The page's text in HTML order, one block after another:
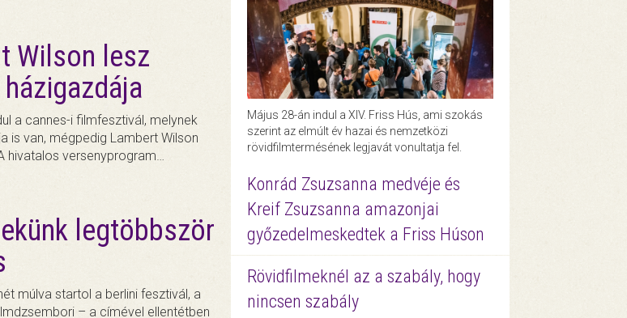
Wilson lesz
házigazdája
a cannes-i filmfesztivál, melynek
is van, mégpedig Lambert Wilson
hivatalos versenyprogram…
legtöbbször
múlva startol a berlini fesztivál, a
– a címével ellentétben
Május 28-án indul a XIV. Friss Hús, ami szokás
szerint az elmúlt év hazai és nemzetközi
rövidfilmtermésének legjavát vonultatja fel.
Konrád Zsuzsanna medvéje és
Kreif Zsuzsanna amazonjai
győzedelmeskedtek a Friss Húson
Rövidfilmeknél az a szabály, hogy
nincsen szabály